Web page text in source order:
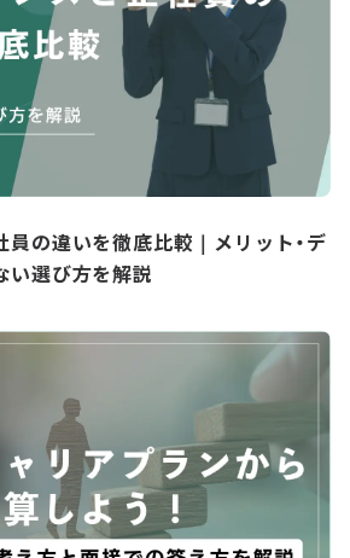
員の違いを徹底比較｜メリット・デ
い選び方を解説